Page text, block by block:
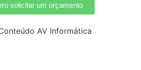
solicitar um orçamento